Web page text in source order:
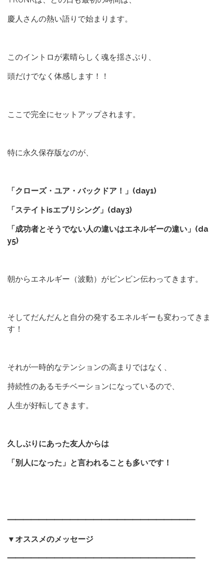
慶人さんの熱い語りで始まります。
このイントロが素晴らしく魂を揺さぶり、
頭だけでなく体感します！！
ここで完全にセットアップされます。
特に永久保存版なのが、
「クローズ・ユア・バックドア！」(day1)
「ステイトisエブリシング」(day3)
「成功者とそうでない人の違いはエネルギーの違い」(da
y5)
朝からエネルギー（波動）がビンビン伝わってきます。
そしてだんだんと自分の発するエネルギーも変わってきま
す！
それが一時的なテンションの高まりではなく、
持続性のあるモチベーションになっているので、
人生が好転してきます。
久しぶりにあった友人からは
「別人になった」と言われることも多いです！
━━━━━━━━━━━━━━━━━━━━━━━━
▼ オススメのメッセージ
━━━━━━━━━━━━━━━━━━━━━━━━